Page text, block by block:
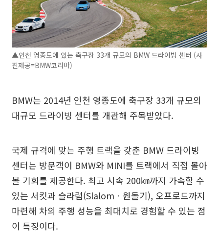
▲인천 영종도에 있는 축구장 33개 규모의 BMW 드라이빙 센터 (사
진제공=BMW코리아)
BMW는 2014년 인천 영종도에 축구장 33개 규모의
대규모 드라이빙 센터를 개관해 주목받았다.
국제 규격에 맞는 주행 트랙을 갖춘 BMW 드라이빙
센터는 방문객이 BMW와 MINI를 트랙에서 직접 몰아
볼 기회를 제공한다. 최고 시속 200㎞까지 가속할 수
있는 서킷과 슬라럼(Slalomㆍ원돌기), 오프로드까지
마련해 차의 주행 성능을 최대치로 경험할 수 있는 점
이 특징이다.